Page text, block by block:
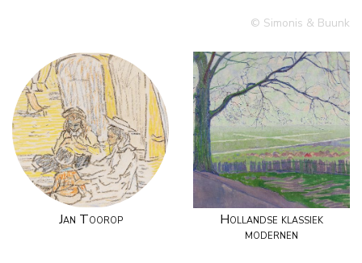
© Simonis & Buunk
Jan Toorop
Hollandse klassiek
modernen